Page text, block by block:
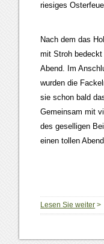
riesiges
Nach dem das
mit Stroh
Abend. Im
wurden die
sie schon bald
Gemeinsam mit
des geselligen
einen tollen
Lesen Sie weiter >